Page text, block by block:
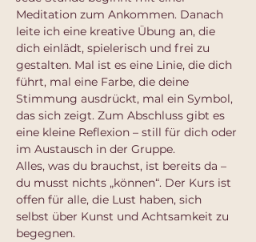
Meditation zum Ankommen. Danach
leite ich eine kreative Übung an, die
dich einlädt, spielerisch und frei zu
gestalten. Mal ist es eine Linie, die dich
führt, mal eine Farbe, die deine
Stimmung ausdrückt, mal ein Symbol,
das sich zeigt. Zum Abschluss gibt es
eine kleine Reflexion – still für dich oder
im Austausch in der Gruppe.
Alles, was du brauchst, ist bereits da –
du musst nichts „können“. Der Kurs ist
offen für alle, die Lust haben, sich
selbst über Kunst und Achtsamkeit zu
begegnen.